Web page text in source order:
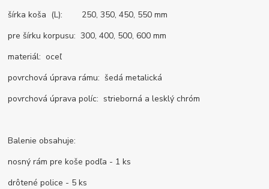
šírka koša (L): 250, 350, 450, 550 mm
pre šírku korpusu: 300, 400, 500, 600 mm
materiál: oceľ
povrchová úprava rámu: šedá metalická
povrchová úprava políc: strieborná a lesklý chróm
Balenie obsahuje:
nosný rám pre koše podľa - 1 ks
drôtené police - 5 ks